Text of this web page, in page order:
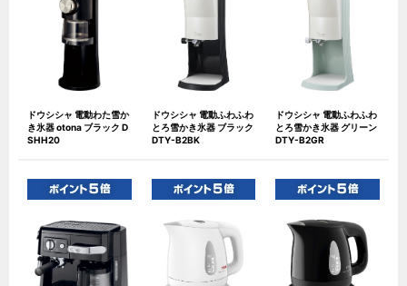
ドウシシャ 電動わた雪か
き氷器 otona ブラック D
SHH20
ドウシシャ 電動ふわふわ
とろ雪かき氷器 ブラック
DTY-B2BK
ドウシシャ 電動ふわふわ
とろ雪かき氷器 グリーン
DTY-B2GR